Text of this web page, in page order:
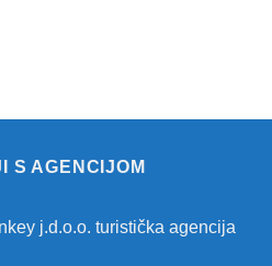
S AGENCIJOM
j.d.o.o. turistička agencija